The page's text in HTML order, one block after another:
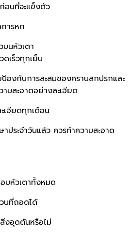
อนที่จะแข็งตัว
ารหก
นหัวเตา
ดเร็วทุกเย็น
ป้องกันการสะสมของคราบสกปรกและ
มสะอาดอย่างละเอียด
เอียดทุกเดือน
ประจำวันแล้ว ควรทำความสะอาด
บหัวเตาทั้งหมด
นที่ถอดได้
งอุดตันหรือไม่